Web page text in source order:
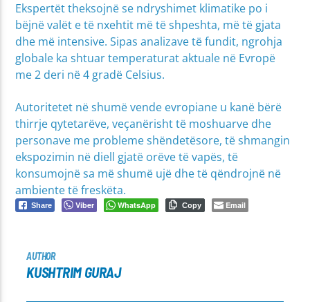
Ekspertët theksojnë se ndryshimet klimatike po i
bëjnë valët e të nxehtit më të shpeshta, më të gjata
dhe më intensive. Sipas analizave të fundit, ngrohja
globale ka shtuar temperaturat aktuale në Evropë
me 2 deri në 4 gradë Celsius.
Autoritetet në shumë vende evropiane u kanë bërë
thirrje qytetarëve, veçanërisht të moshuarve dhe
personave me probleme shëndetësore, të shmangin
ekspozimin në diell gjatë orëve të vapës, të
konsumojnë sa më shumë ujë dhe të qëndrojnë në
ambiente të freskëta.
Share Viber WhatsApp Copy Email
AUTHOR
KUSHTRIM GURAJ